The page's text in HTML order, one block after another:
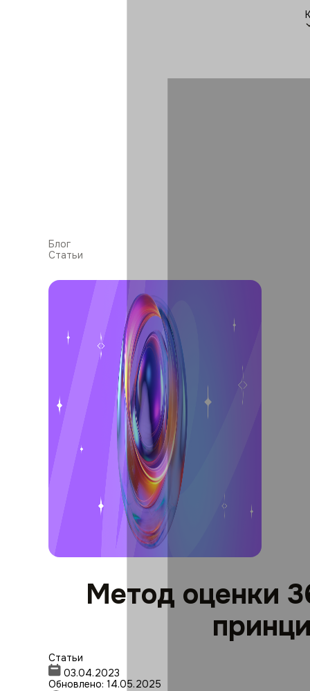
Блог
Статьи
Метод оценки
Статьи
03.04.2023
Обновлено: 14.05.2025